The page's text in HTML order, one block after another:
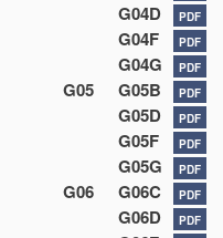
G04D PDF
G04F PDF
G04G PDF
G05 G05B PDF
G05D PDF
G05F PDF
G05G PDF
G06 G06C PDF
G06D PDF